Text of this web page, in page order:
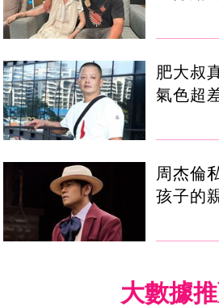
肥大叔
氣色超
周杰倫
孩子的
大數據